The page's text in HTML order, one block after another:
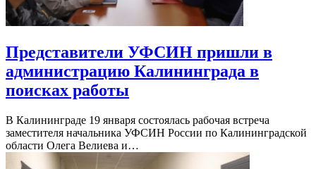
Представители УФСИН пришли в
администрацию Калининграда в
поисках работы
В Калининграде 19 января состоялась рабочая встреча
заместителя начальника УФСИН России по Калининградской
области Олега Велиева и…